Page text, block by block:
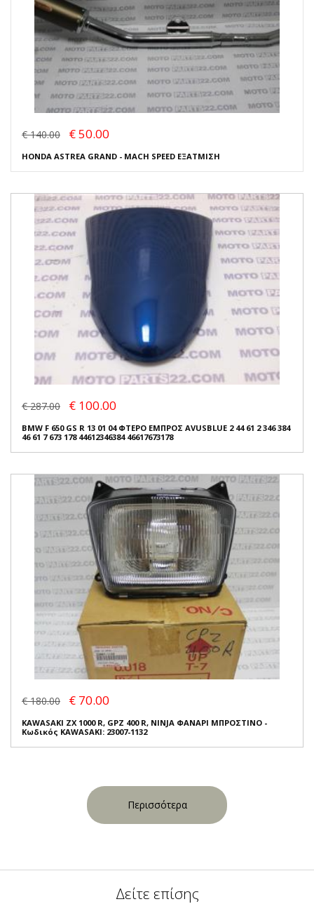
€ 140.00 € 50.00
HONDA ASTREA GRAND - MACH SPEED ΕΞΑΤΜΙΣΗ
€ 287.00 € 100.00
BMW F 650 GS R 13 01 04 ΦΤΕΡΟ ΕΜΠΡΟΣ AVUSBLUE 2 44 61 2 346 384
46 61 7 673 178 44612346384 46617673178
€ 180.00 € 70.00
KAWASAKI ZX 1000 R, GPZ 400 R, NINJA ΦΑΝΑΡΙ ΜΠΡΟΣΤΙΝΟ -
Κωδικός KAWASAKI: 23007-1132
Περισσότερα
Δείτε επίσης